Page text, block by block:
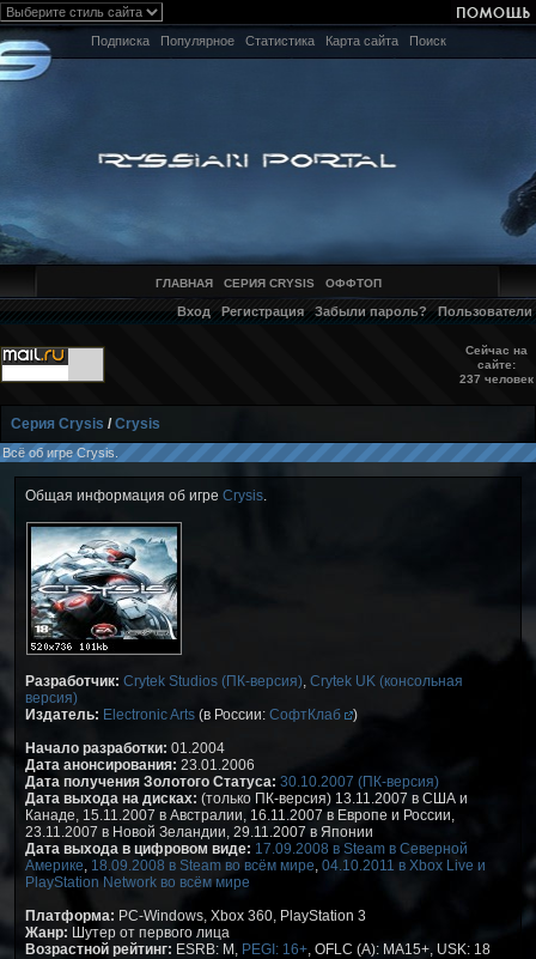
Подписка Популярное Статистика Карта сайта Поиск
ГЛАВНАЯ СЕРИЯ CRYSIS ОФФТОП
Вход Регистрация Забыли пароль? Пользователи
Сейчас на
сайте:
237 человек
Серия Crysis /Crysis
Всё об игре Crysis.
Общая информация об игре Crysis.
Разработчик: Crytek Studios (ПК-версия), Crytek UK (консольная
версия)
Издатель: Electronic Arts (в России: СофтКлаб
)
Начало разработки: 01.2004
Дата анонсирования: 23.01.2006
Дата получения Золотого Статуса: 30.10.2007 (ПК-версия)
Дата выхода на дисках: (только ПК-версия) 13.11.2007 в США и
Канаде, 15.11.2007 в Австралии, 16.11.2007 в Европе и России,
23.11.2007 в Новой Зеландии, 29.11.2007 в Японии
Дата выхода в цифровом виде: 17.09.2008 в Steam в Северной
Америке, 18.09.2008 в Steam во всём мире, 04.10.2011 в Xbox Live и
PlayStation Network во всём мире
Платформа: PC-Windows, Xbox 360, PlayStation 3
Жанр: Шутер от первого лица
Возрастной рейтинг: ESRB: M, PEGI: 16+, OFLC (A): MA15+, USK: 18